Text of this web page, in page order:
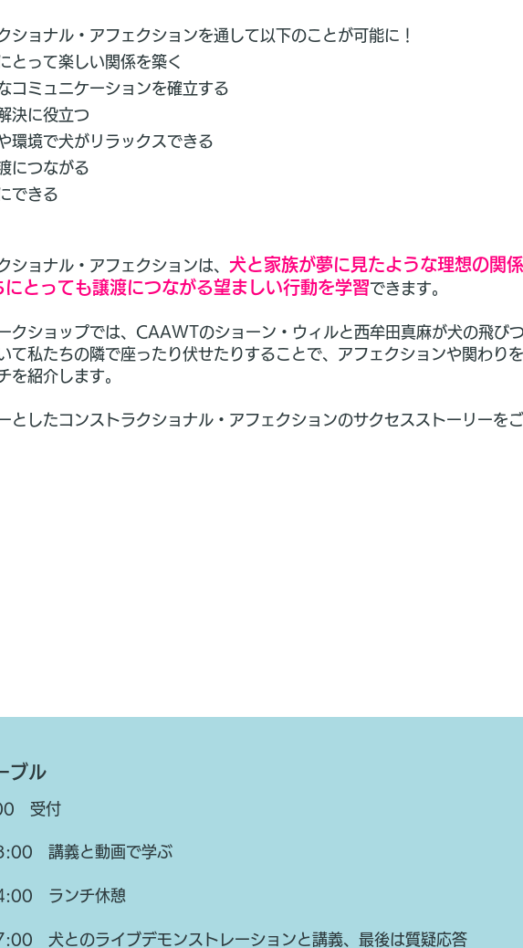
ショナル・アフェクションを通して以下のことが可能に！
とって楽しい関係を築く
コミュニケーションを確立する
決に役立つ
環境で犬がリラックスできる
につながる
できる
ショナル・アフェクションは、 犬と家族が夢に見たような理想の関
にとっても譲渡につながる望ましい行動を学習できます。
クショップでは、CAAWTのショーン・ウィルと西牟田真麻が犬の飛び
て私たちの隣で座ったり伏せたりすることで、アフェクションや関わり
を紹介します。
としたコンストラクショナル・アフェクションのサクセスストーリーをご
ブル
受付
講義と動画で学ぶ
ランチ休憩
犬とのライブデモンストレーションと講義、最後は質疑応答